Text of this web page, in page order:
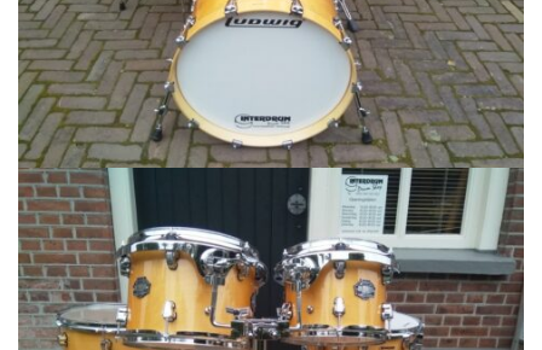
ACCESSOIRES
ONLINE SALE
DRUMSCHOOL
CONTACT